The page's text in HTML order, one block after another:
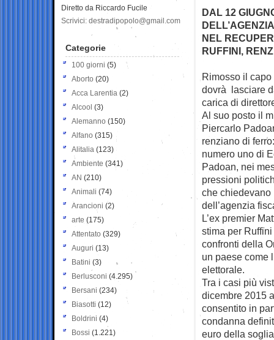
DAL 12
NEL
RUFFINI,
Rimosso il
dovrà lasciare
carica di
Al suo posto il
Piercarlo
renziano di
numero uno di
Padoan, nei
pressioni
che chiedevano
dell’agenzia
L’ex premier
stima per
confronti della
un paese come
elettorale.
Tra i casi più
dicembre 2015
consentito in
condanna
euro della
Diretto da Riccardo Fucile
Scrivici: destradipopolo@gmail.com
Categorie
100 giorni (5)
Aborto (20)
Acca Larentia (2)
Alcool (3)
Alemanno (150)
Alfano (315)
Alitalia (123)
Ambiente (341)
AN (210)
Animali (74)
Arancioni (2)
arte (175)
Attentato (329)
Auguri (13)
Batini (3)
Berlusconi (4.295)
Bersani (234)
Biasotti (12)
Boldrini (4)
Bossi (1.221)